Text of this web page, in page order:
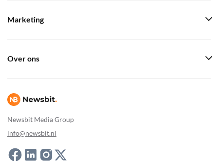
Newsbit Media Group
info@newsbit.nl
Marketing
Over ons